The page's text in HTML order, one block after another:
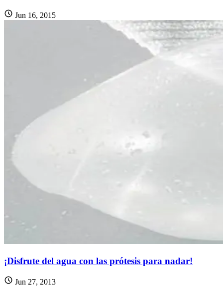
Jun 16, 2015
¡Disfrute del agua con las prótesis para nadar!
Jun 27, 2013